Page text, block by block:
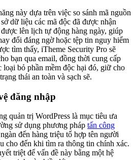
này dựa trên việc so sánh mã nguồn
dữ liệu các mã độc đã được nhận
lên lịch tự động hàng ngày, giúp
đổi đáng ngờ hoặc tệp tin nguy hiểm
tìm thấy, iTheme Security Pro sẽ
bạn qua email, đồng thời cung cấp
loại bỏ phần mềm độc hại đó, giữ cho
thái an toàn và sạch sẽ.
đăng nhập
quản trị WordPress là mục tiêu ưa
sử dụng phương pháp tấn công
đến hàng triệu tổ hợp tên người
cho đến khi tìm ra thông tin chính xác.
triệt để vấn đề này bằng một hệ